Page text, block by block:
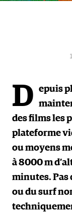
D epuis
des films les
plateforme
ou moyens
à 8000 m
minutes. Pas
ou du surf